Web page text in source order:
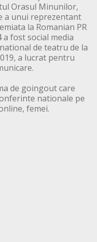
Orasul Minunilor,
a unui reprezentant
la Romanian PR
a fost social media
de teatru de la
a lucrat pentru
de goingout care
nationale pe
femei.